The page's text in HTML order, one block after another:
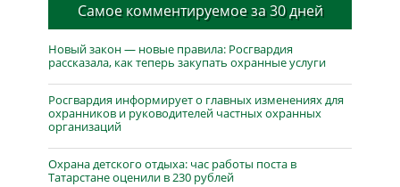
Самое комментируемое за 30 дней
Новый закон — новые правила: Росгвардия
рассказала, как теперь закупать охранные услуги
Росгвардия информирует о главных изменениях для
охранников и руководителей частных охранных
организаций
Охрана детского отдыха: час работы поста в
Татарстане оценили в 230 рублей